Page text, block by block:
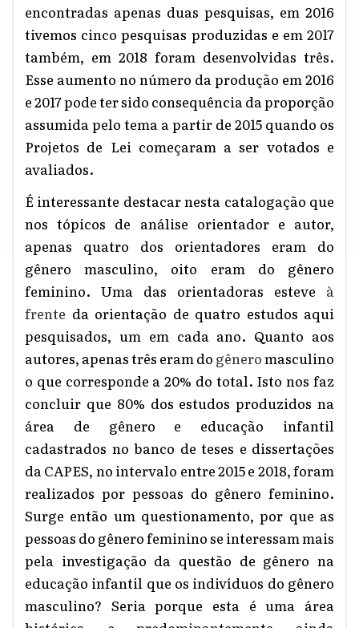
encontradas apenas duas pesquisas, em 2016
tivemos cinco pesquisas produzidas e em 2017
também, em 2018 foram desenvolvidas três.
Esse aumento no número da produção em 2016
e 2017 pode ter sido consequência da proporção
assumida pelo tema a partir de 2015 quando os
Projetos de Lei começaram a ser votados e
avaliados.
É interessante destacar nesta catalogação que
nos tópicos de análise orientador e autor,
apenas quatro dos orientadores eram do
gênero masculino, oito eram do gênero
feminino. Uma das orientadoras esteve à
frente da orientação de quatro estudos aqui
pesquisados, um em cada ano. Quanto aos
autores, apenas três eram do gêneromasculino
o que corresponde a 20% do total. Isto nos faz
concluir que 80% dos estudos produzidos na
área de gênero e educação infantil
cadastrados no banco de teses e dissertações
da CAPES, no intervalo entre 2015 e 2018, foram
realizados por pessoas do gênero feminino.
Surge então um questionamento, por que as
pessoas do gênero feminino se interessam mais
pela investigação da questão de gênero na
educação infantil que os indivíduos do gênero
masculino? Seria porque esta é uma área